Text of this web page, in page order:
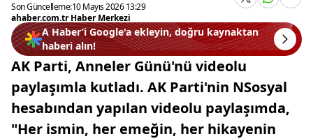
Son Güncelleme:10 Mayıs 2026 13:29
ahaber.com.tr Haber Merkezi
A Haber’i Google'a ekleyin, doğru kaynaktan
haberi alın!
AK Parti, Anneler Günü'nü videolu
paylaşımla kutladı. AK Parti'nin NSosyal
hesabından yapılan videolu paylaşımda,
"Her ismin, her emeğin, her hikayenin